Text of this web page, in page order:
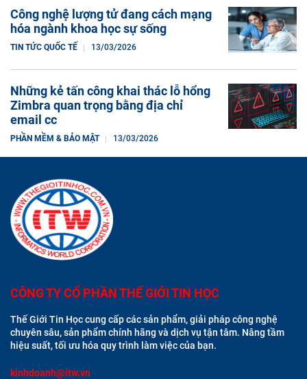
Công nghệ lượng tử đang cách mạng
hóa ngành khoa học sự sống
TIN TỨC QUỐC TẾ 13/03/2026
Những kẻ tấn công khai thác lỗ hổng
Zimbra quan trọng bằng địa chỉ
email cc
PHẦN MỀM & BẢO MẬT 13/03/2026
CÔNG TY CỔ PHẦN THẾ GIỚI TIN HỌC
Thế Giới Tin Học cung cấp các sản phẩm, giải pháp công nghệ
chuyên sâu, sản phẩm chính hãng và dịch vụ tận tâm. Nâng tầm
hiệu suất, tối ưu hóa quy trình làm việc của bạn.
kinhdoanh@itw.vn